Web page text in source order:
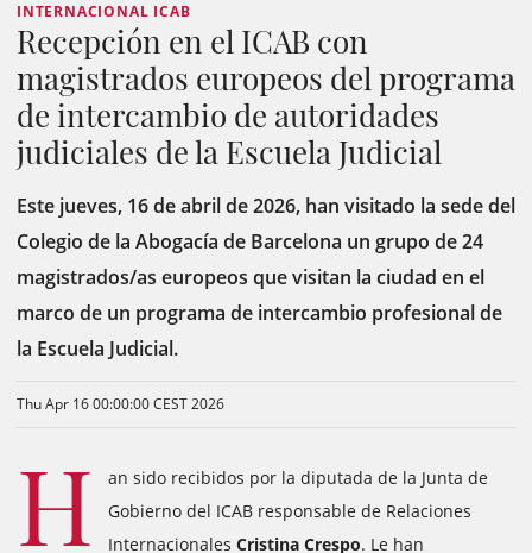
INTERNACIONAL ICAB
Recepción en el ICAB con
magistrados europeos del programa
de intercambio de autoridades
judiciales de la Escuela Judicial
Este jueves, 16 de abril de 2026, han visitado la sede del
Colegio de la Abogacía de Barcelona un grupo de 24
magistrados/as europeos que visitan la ciudad en el
marco de un programa de intercambio profesional de
la Escuela Judicial.
Thu Apr 16 00:00:00 CEST 2026
H
an sido recibidos por la diputada de la Junta de
Gobierno del ICAB responsable de Relaciones
Internacionales Cristina Crespo. Le han